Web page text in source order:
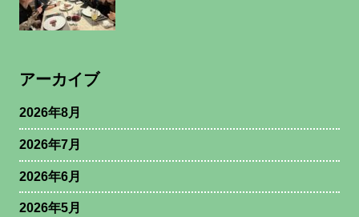
アーカイブ
2026年8月
2026年7月
2026年6月
2026年5月